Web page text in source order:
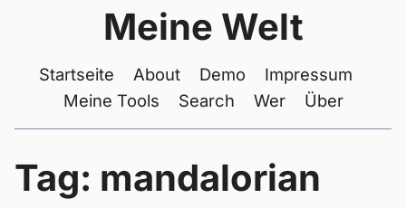
Meine Welt
Startseite About Demo
Impressum
Meine Tools
Search Wer Über
Tag: mandalorian